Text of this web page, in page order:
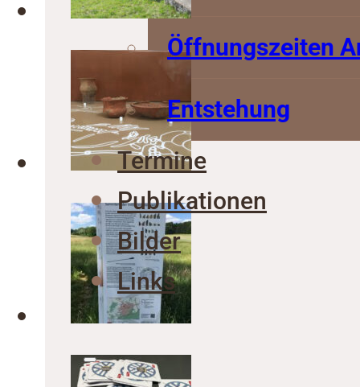
Öffnungszeiten
Entstehung
Termine
Publikationen
Bilder
Links